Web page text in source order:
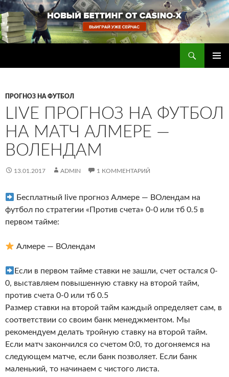
Перейти
к
содержимому
ПРОГНОЗ НА ФУТБОЛ
LIVE ПРОГНОЗ НА ФУТБОЛ
НА МАТЧ АЛМЕРЕ —
ВОЛЕНДАМ
13.01.2017 ADMIN 1 КОММЕНТАРИЙ
Бесплатный live прогноз Алмере — ВОлендам на
футбол по стратегии «Против счета» 0-0 или тб 0.5 в
первом тайме:
Алмере — ВОлендам
Если в первом тайме ставки не зашли, счет остался 0-
0, выставляем повышенную ставку на второй тайм,
против счета 0-0 или тб 0.5
Размер ставки на второй тайм каждый определяет сам, в
соответствии со своим банк менеджментом. Мы
рекомендуем делать тройную ставку на второй тайм.
Если матч закончился со счетом 0:0, то догоняемся на
следующем матче, если банк позволяет. Если банк
маленький, то начинаем с чистого листа.